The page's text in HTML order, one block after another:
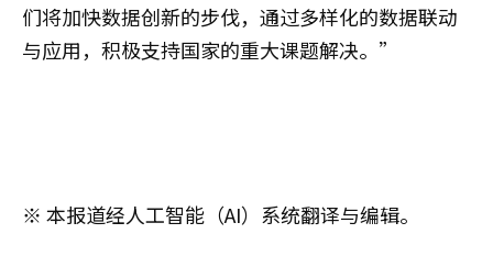
们将加快数据创新的步伐，通过多样化的数据联动
与应用，积极支持国家的重大课题解决。”
※ 本报道经人工智能（AI）系统翻译与编辑。